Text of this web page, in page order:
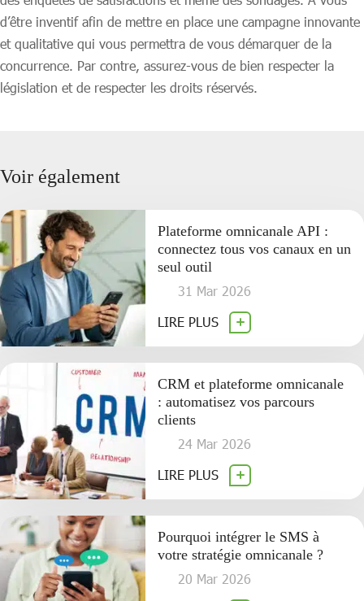
d’être inventif afin de mettre en place une campagne innovante
et qualitative qui vous permettra de vous démarquer de la
concurrence. Par contre, assurez-vous de bien respecter la
législation et de respecter les droits réservés.
Voir également
Plateforme omnicanale API :
connectez tous vos canaux en un
seul outil
31 Mar 2026
LIRE PLUS
CRM et plateforme omnicanale
: automatisez vos parcours
clients
24 Mar 2026
LIRE PLUS
Pourquoi intégrer le SMS à
votre stratégie omnicanale ?
20 Mar 2026